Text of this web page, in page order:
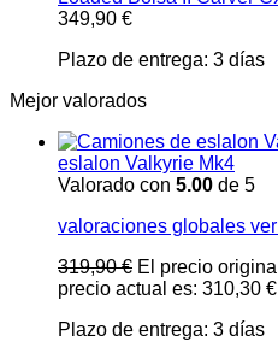
349,90 €
Plazo de entrega: 3 días
Mejor valorados
eslalon Valkyrie Mk4
Valorado con 5.00 de 5
valoraciones globales
319,90€ El precio
precio actual es: 310,30
Plazo de entrega: 3 días